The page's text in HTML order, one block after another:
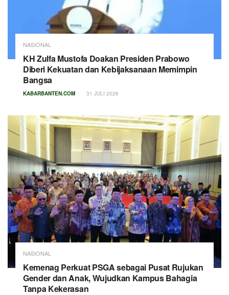
NASIONAL
KH Zulfa Mustofa Doakan Presiden Prabowo
Diberi Kekuatan dan Kebijaksanaan Memimpin
Bangsa
KABARBANTEN.COM 31 JULI 2026
NASIONAL
Kemenag Perkuat PSGA sebagai Pusat Rujukan
Gender dan Anak, Wujudkan Kampus Bahagia
Tanpa Kekerasan